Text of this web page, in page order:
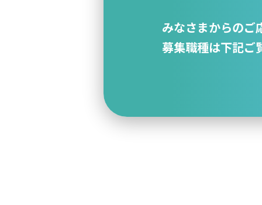
みなさまからのご
募集職種は下記ご